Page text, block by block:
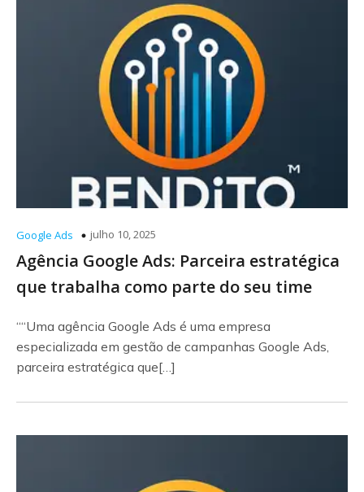
Google Ads julho 10, 2025
Agência Google Ads: Parceira estratégica
que trabalha como parte do seu time
““Uma agência Google Ads é uma empresa
especializada em gestão de campanhas Google Ads,
parceira estratégica que[…]